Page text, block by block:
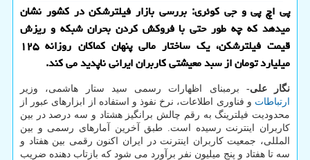
پی اچ پی و جی کوئری: بررسی بازار فیلترشکن در کشور نشان
میدهد که چه طور حتی با فروکش کردن بحران شبکه و ریزش
قیمت فیلترشکن، یک ساختار مالی پنهان کماکان روزانه ۱۲۵
میلیارد تومان از سبد معیشتی کاربران ایرانی ناپدید می کند.
نگار علی- برمبنای اظهارات رسمی سید ستار هاشمی، وزیر
ارتباطات و فناوری اطلاعات، نرخ نفوذ و استفاده از ابزارهای عبور از
محدودیت فیلترینگ به رقم چالش برانگیز هشتاد و سه درصد در بین
کاربران اینترنت رسیده است. طبق آخرین آمارهای رسمی و بین
المللی، جمعیت کاربران اینترنت در ایران اکنون رقمی بین هفتاد و
سه تا هفتاد و پنج میلیون نفر برآورد می شود که بازتاب دهنده ضریب